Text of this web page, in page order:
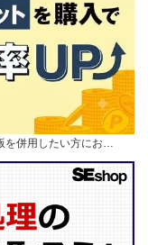
を併用したい方にお…